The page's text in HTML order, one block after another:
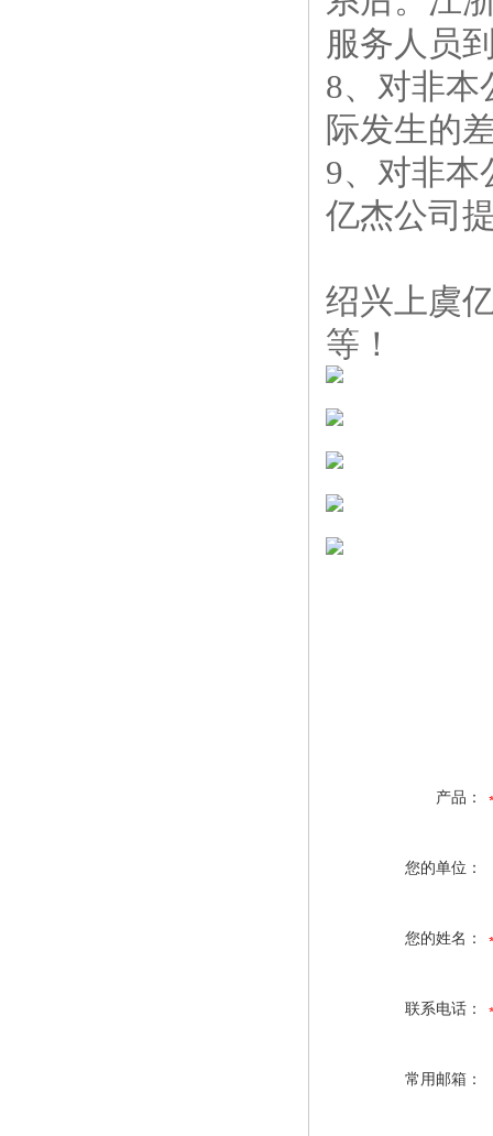
服务人员
8、对非本
际发生的
9、对非本
亿杰公司
绍兴上虞
等！
产品：
您的单位：
您的姓名：
联系电话：
常用邮箱：